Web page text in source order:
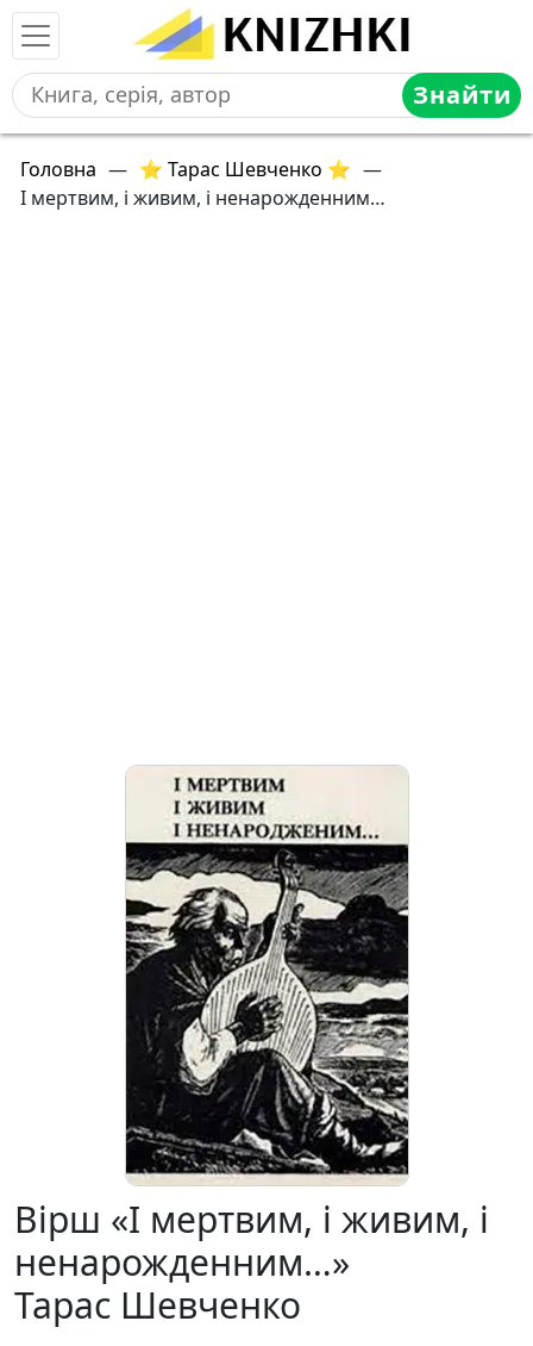
Знайти
Головна — ⭐ Тарас Шевченко ⭐ —
І мертвим, і живим, і ненарожденним…
Вірш «І мертвим, і живим, і
ненарожденним…»
Тарас Шевченко